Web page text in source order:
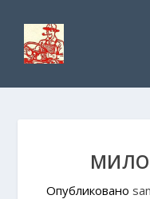
Опубликовано